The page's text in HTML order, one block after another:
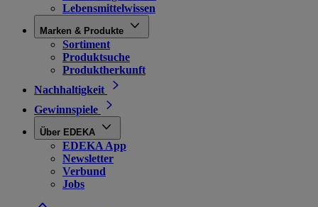
Lebensmittelwissen
Marken & Produkte
Sortiment
Produktsuche
Produktherkunft
Nachhaltigkeit
Gewinnspiele
Über EDEKA
EDEKA App
Newsletter
Verbund
Jobs